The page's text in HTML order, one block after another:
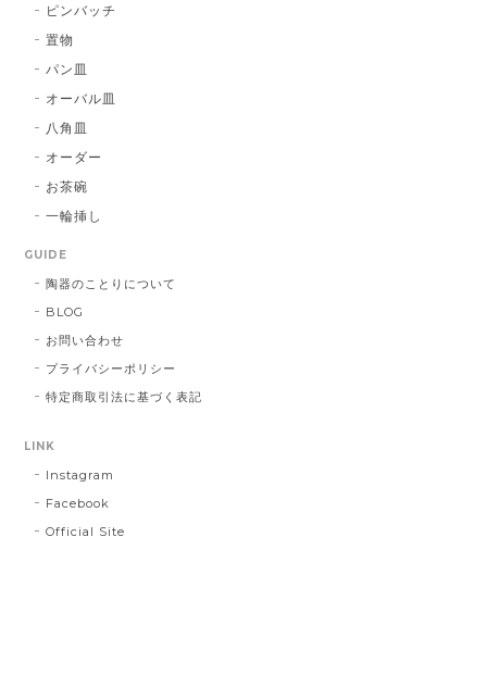
ピンバッチ
置物
パン皿
オーバル皿
八角皿
オーダー
お茶碗
一輪挿し
GUIDE
陶器のことりについて
BLOG
お問い合わせ
プライバシーポリシー
特定商取引法に基づく表記
LINK
Instagram
Facebook
Official Site